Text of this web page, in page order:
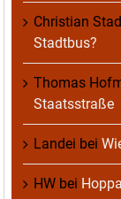
Christian
Stadtbus?
Thomas
Staatsstraße
Landei bei
HW bei